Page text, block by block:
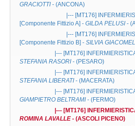
GRACIOTTI - (ANCONA)
|--- [MT176]
[Componente Fittizio A] - GILDA PELUSI -
|--- [MT176]
[Componente Fittizio B] - SILVIA
|--- [MT176]
STEFANIA RASORI - (PESARO)
|--- [MT176]
STEFANIA LIBERATI - (MACERATA)
|--- [MT176]
GIAMPIETRO BELTRAMI - (FERMO)
|--- [MT176]
ROMINA LAVALLE- (ASCOLI PICENO)